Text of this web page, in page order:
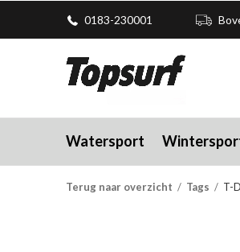
Watersport
0183-230001
Terug naar overzicht Tags T-